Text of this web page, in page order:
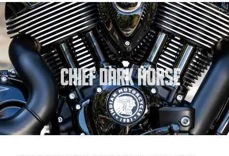
Chief Dark Horse